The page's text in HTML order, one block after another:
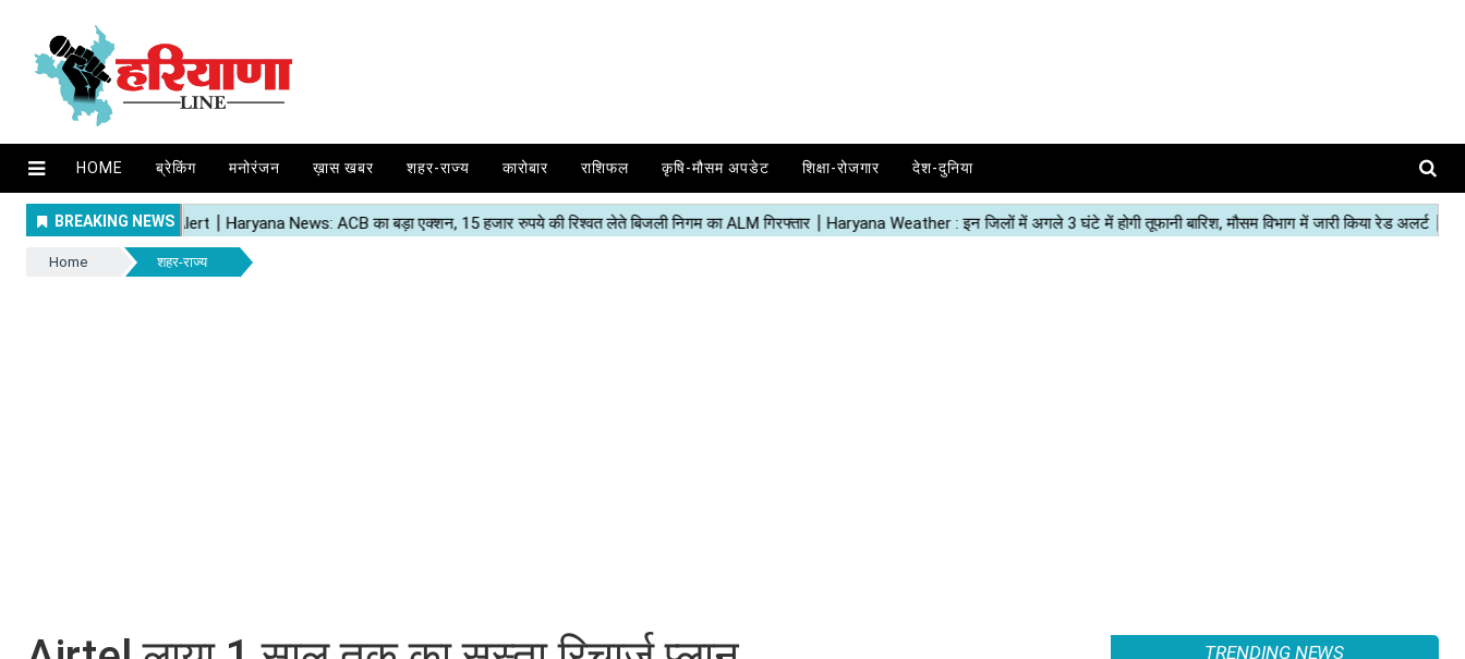
HOME ब्रेकिंग मनोरंजन ख़ास खबर शहर-राज्य कारोबार राशिफल कृषि-मौसम अपडेट शिक्षा-रोजगार देश-दुनिया
Home शहर-राज्य
TRENDING NEWS